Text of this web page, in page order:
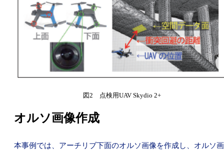
図2 点検用UAV Skydio 2+
オルソ画像作成
本事例では、アーチリブ下面のオルソ画像を作成し、オルソ画